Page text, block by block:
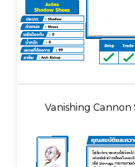
Vanishing Cannon